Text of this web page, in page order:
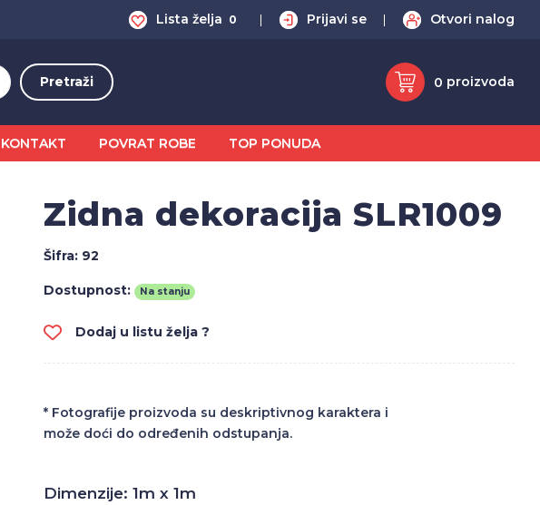
Lista želja 0 Prijavi se Otvori nalog
0 proizvoda
KONTAKT POVRAT ROBE TOP PONUDA
Zidna dekoracija SLR1009
Šifra: 92
Dostupnost: Na stanju
Dodaj u listu želja ?
* Fotografije proizvoda su deskriptivnog karaktera i
može doći do određenih odstupanja.
Dimenzije: 1m x 1m